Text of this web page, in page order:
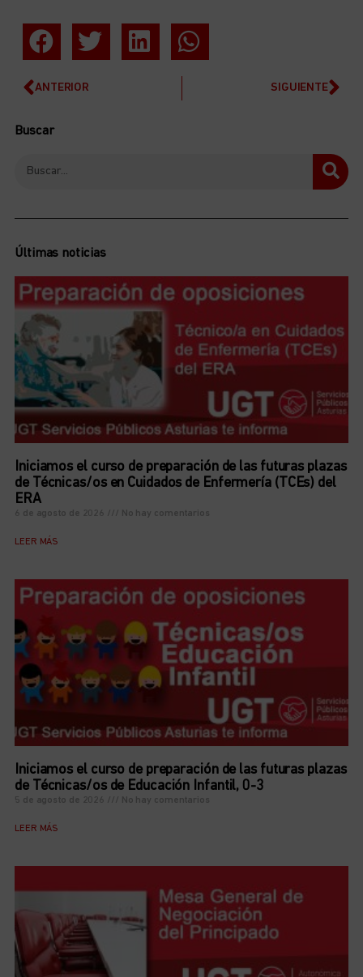
ANTERIOR SIGUIENTE
Buscar
Últimas noticias
Iniciamos el curso de preparación de las futuras plazas
de Técnicas/os en Cuidados de Enfermería (TCEs) del
ERA
6 de agosto de 2026 No hay comentarios
LEER MÁS
Iniciamos el curso de preparación de las futuras plazas
de Técnicas/os de Educación Infantil, 0-3
5 de agosto de 2026 No hay comentarios
LEER MÁS